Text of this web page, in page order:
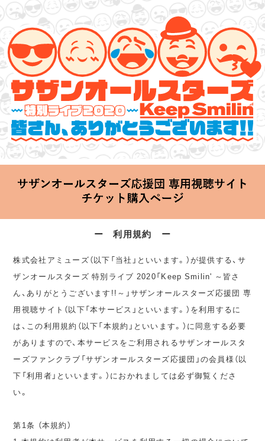
サザンオールスターズ 特別ライブ 2020
2020.06.25 Thu 20:00 Start at 横浜アリーナ
ー 利用規約 ー
株式会社アミューズ（以下「当社」といいます。）が提供する、サ
ザンオールスターズ 特別ライブ 2020「Keep Smilin' ～皆さ
ん、ありがとうございます!!～」サザンオールスターズ応援団 専
用視聴サイト（以下「本サービス」といいます。）を利用するに
は、この利用規約（以下「本規約」といいます。）に同意する必要
がありますので、本サービスをご利用されるサザンオールスタ
ーズファンクラブ「サザンオールスターズ応援団」の会員様（以
下「利用者」といいます。）におかれましては必ず御覧くださ
い。
第1条 （本規約）